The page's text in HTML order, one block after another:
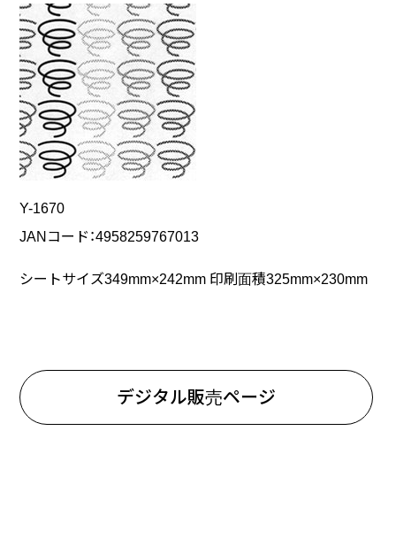
Y-1670
JANコード：4958259767013
シートサイズ349mm×242mm 印刷面積325mm×230mm
デジタル販売ページ